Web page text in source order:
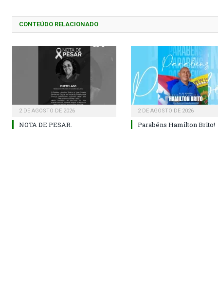
CONTEÚDO RELACIONADO
2 DE AGOSTO DE 2026
NOTA DE PESAR.
2 DE AGOSTO DE 2026
Parabéns Hamilton Brito!